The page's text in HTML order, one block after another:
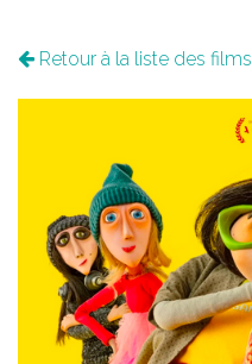
Retour à la liste des films